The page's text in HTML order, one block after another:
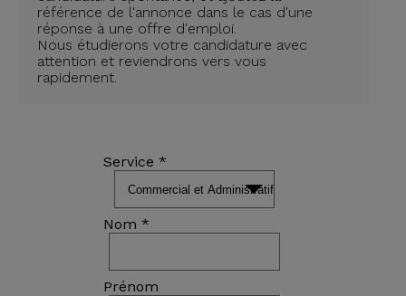
référence de l'annonce dans le cas d'une
réponse à une offre d'emploi.
Nous étudierons votre candidature avec
attention et reviendrons vers vous
rapidement.
Service *
Nom *
Prénom